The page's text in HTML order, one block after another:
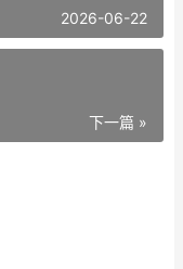
2026-06-22
下一篇 »